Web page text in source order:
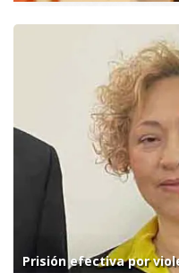
Prisión efectiva por